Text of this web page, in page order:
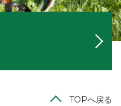
TOPへ戻る